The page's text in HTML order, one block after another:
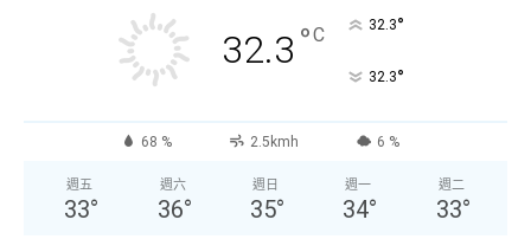
32.3 °C 32.3°
32.3°
68 % 2.5kmh 6 %
週五
33°
週六
36°
週日
35°
週一
34°
週二
33°